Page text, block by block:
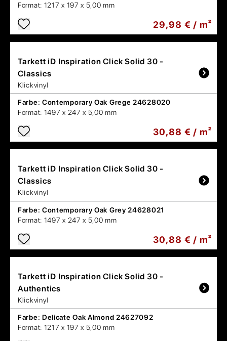
Format: 1217 x 197 x 5,00 mm
29,98 € / m²
Tarkett iD Inspiration Click Solid 30 -
Classics
Klickvinyl
Farbe: Contemporary Oak Grege 24628020
Format: 1497 x 247 x 5,00 mm
30,88 € / m²
Tarkett iD Inspiration Click Solid 30 -
Classics
Klickvinyl
Farbe: Contemporary Oak Grey 24628021
Format: 1497 x 247 x 5,00 mm
30,88 € / m²
Tarkett iD Inspiration Click Solid 30 -
Authentics
Klickvinyl
Farbe: Delicate Oak Almond 24627092
Format: 1217 x 197 x 5,00 mm